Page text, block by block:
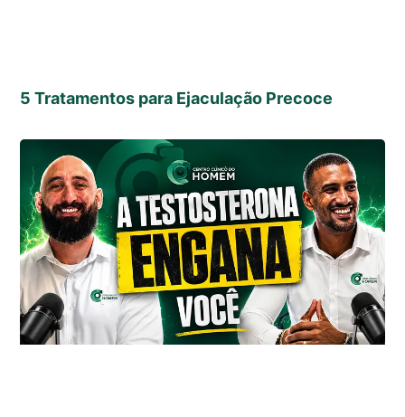
5 Tratamentos para Ejaculação Precoce